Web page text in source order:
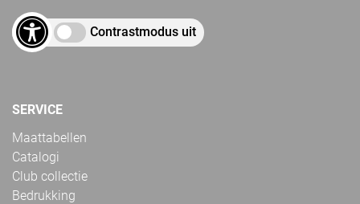
Contrastmodus uit
SERVICE
Maattabellen
Catalogi
Club collectie
Bedrukking